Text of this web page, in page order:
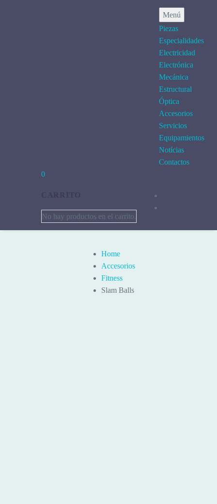
Menú
Piezas
Especialidades
Electricidad
Electrónica
Mecánica
Estructural
Óptica
Accesorios
Servicios
Equipamientos
Notícias
Contactos
0
No hay productos en el carrito.
Home
Accesorios
Fitness
Slam Balls